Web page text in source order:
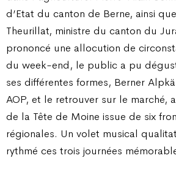
d’Etat du canton de Berne, ainsi
Theurillat, ministre du canton du
prononcé une allocution de
du week-end, le public a pu
ses différentes formes, Berner
AOP, et le retrouver sur le marché,
de la Tête de Moine issue de six
régionales. Un volet musical
rythmé ces trois journées